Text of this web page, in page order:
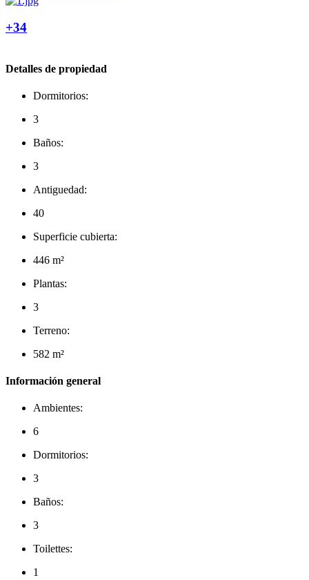
+34
Detalles de propiedad
Dormitorios:
3
Baños:
3
Antiguedad:
40
Superficie cubierta:
446 m²
Plantas:
3
Terreno:
582 m²
Información general
Ambientes:
6
Dormitorios:
3
Baños:
3
Toilettes:
1